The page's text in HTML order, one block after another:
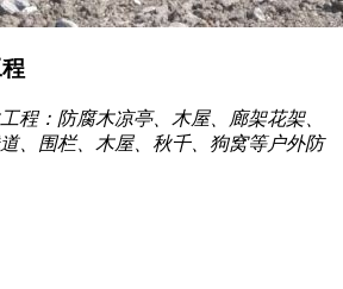
程：防腐木凉亭、木屋、廊架花架、
、围栏、木屋、秋千、狗窝等户外防